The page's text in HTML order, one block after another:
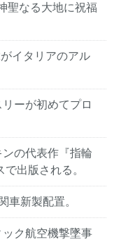
聖なる大地に祝福
イタリアのアル
ーが初めてプロ
の代表作『指輪
出版される。
車新製配置。
ク航空機撃墜事